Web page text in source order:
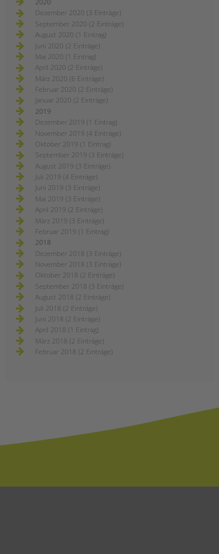
Dezember 2020 (3 Einträge)
September 2020 (2 Einträge)
August 2020 (1 Eintrag)
Juni 2020 (2 Einträge)
Mai 2020 (1 Eintrag)
April 2020 (2 Einträge)
März 2020 (6 Einträge)
Februar 2020 (2 Einträge)
Januar 2020 (2 Einträge)
2019
Dezember 2019 (1 Eintrag)
November 2019 (4 Einträge)
Oktober 2019 (1 Eintrag)
September 2019 (3 Einträge)
August 2019 (3 Einträge)
Juli 2019 (4 Einträge)
Juni 2019 (3 Einträge)
Mai 2019 (3 Einträge)
April 2019 (2 Einträge)
März 2019 (3 Einträge)
Februar 2019 (1 Eintrag)
2018
Dezember 2018 (3 Einträge)
November 2018 (3 Einträge)
Oktober 2018 (2 Einträge)
September 2018 (3 Einträge)
August 2018 (2 Einträge)
Juli 2018 (2 Einträge)
Juni 2018 (2 Einträge)
April 2018 (1 Eintrag)
März 2018 (2 Einträge)
Februar 2018 (2 Einträge)